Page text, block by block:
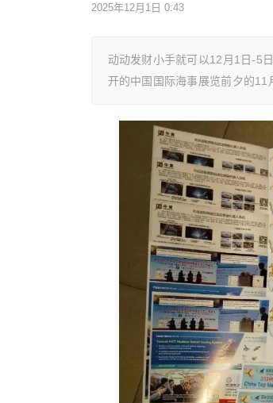
2025年12月1日 0:43
动动发财小手就可以12月1日-5
开的中国国际海事展览前夕的